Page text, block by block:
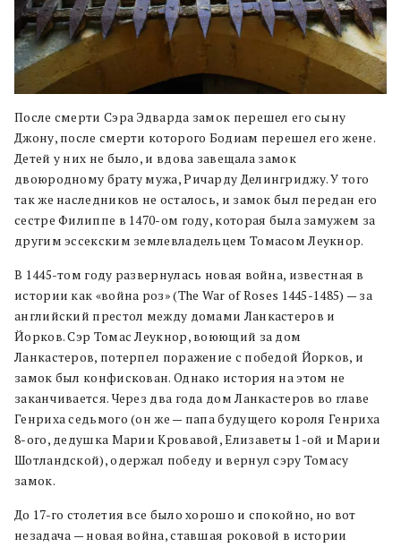
После смерти Сэра Эдварда замок перешел его сыну
Джону, после смерти которого Бодиам перешел его жене.
Детей у них не было, и вдова завещала замок
двоюродному брату мужа, Ричарду Делингриджу. У того
так же наследников не осталось, и замок был передан его
сестре Филиппе в 1470-ом году, которая была замужем за
другим эссекским землевладельцем Томасом Леукнор.
В 1445-том году развернулась новая война, известная в
истории как «война роз» (The War of Roses 1445-1485) — за
английский престол между домами Ланкастеров и
Йорков. Сэр Томас Леукнор, воюющий за дом
Ланкастеров, потерпел поражение с победой Йорков, и
замок был конфискован. Однако история на этом не
заканчивается. Через два года дом Ланкастеров во главе
Генриха седьмого (он же — папа будущего короля Генриха
8-ого, дедушка Марии Кровавой, Елизаветы 1-ой и Марии
Шотландской), одержал победу и вернул сэру Томасу
замок.
До 17-го столетия все было хорошо и спокойно, но вот
незадача — новая война, ставшая роковой в истории